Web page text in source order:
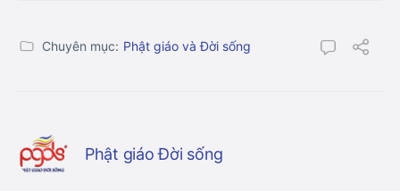
Chuyên mục: Phật giáo và Đời sống
Phật giáo Đời sống